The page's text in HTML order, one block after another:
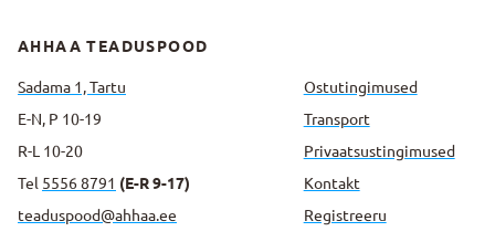
AHHAA TEADUSPOOD
Sadama 1, Tartu
E-N, P 10-19
R-L 10-20
Tel 5556 8791 (E-R 9-17)
teaduspood@ahhaa.ee
Ostutingimused
Transport
Privaatsus­tingimused
Kontakt
Registreeru